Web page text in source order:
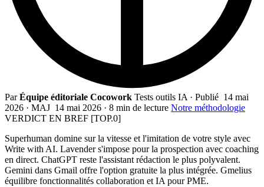
ParÉquipe éditoriale Cocowork Tests outils IA · Publié 14 mai
2026 · MAJ 14 mai 2026 · 8 min de lecture Notre méthodologie
VERDICT EN BREF [TOP.0]
Superhuman domine sur la vitesse et l'imitation de votre style avec
Write with AI. Lavender s'impose pour la prospection avec coaching
en direct. ChatGPT reste l'assistant rédaction le plus polyvalent.
Gemini dans Gmail offre l'option gratuite la plus intégrée. Gmelius
équilibre fonctionnalités collaboration et IA pour PME.